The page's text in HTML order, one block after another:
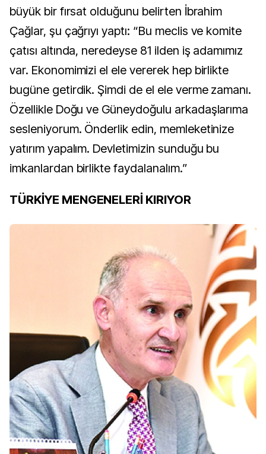
büyük bir fırsat olduğunu belirten İbrahim
Çağlar, şu çağrıyı yaptı: “Bu meclis ve komite
çatısı altında, neredeyse 81 ilden iş adamımız
var. Ekonomimizi el ele vererek hep birlikte
bugüne getirdik. Şimdi de el ele verme zamanı.
Özellikle Doğu ve Güneydoğulu arkadaşlarıma
sesleniyorum. Önderlik edin, memleketinize
yatırım yapalım. Devletimizin sunduğu bu
imkanlardan birlikte faydalanalım.”
TÜRKİYE MENGENELERİ KIRIYOR